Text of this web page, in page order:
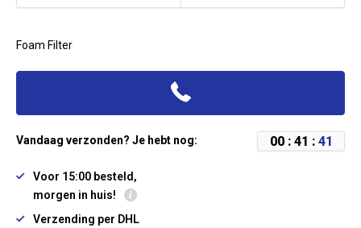
Foam Filter
Vandaag verzonden? Je hebt nog: 00: 41 : 41
Voor 15:00 besteld,
morgen in huis!
Verzending per DHL